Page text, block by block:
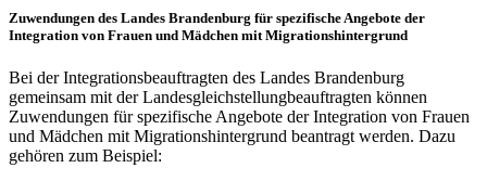
Zuwendungen des Landes Brandenburg für spezifische Angebote der
Integration von Frauen und Mädchen mit Migrationshintergrund
Bei der Integrationsbeauftragten des Landes Brandenburg
gemeinsam mit der Landesgleichstellungbeauftragten können
Zuwendungen für spezifische Angebote der Integration von Frauen
und Mädchen mit Migrationshintergrund beantragt werden. Dazu
gehören zum Beispiel: